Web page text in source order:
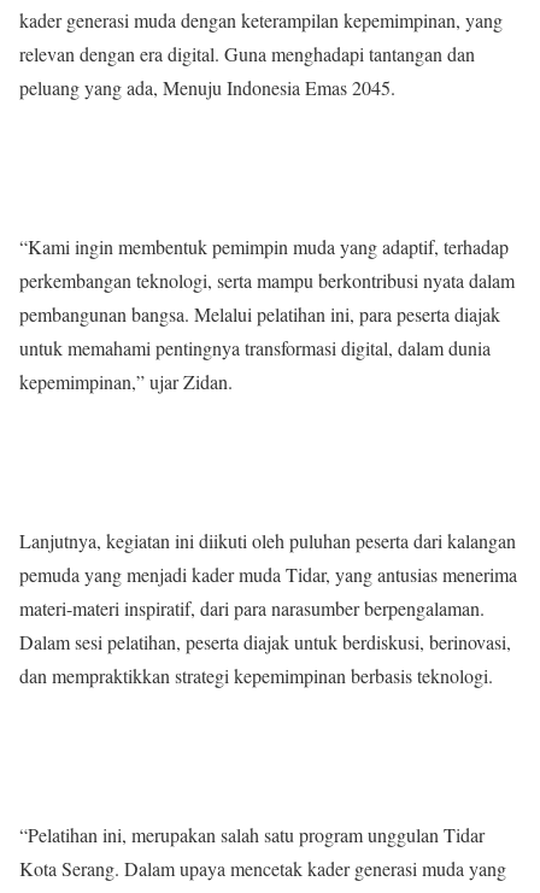
kader generasi muda dengan keterampilan kepemimpinan, yang
relevan dengan era digital. Guna menghadapi tantangan dan
peluang yang ada, Menuju Indonesia Emas 2045.
“Kami ingin membentuk pemimpin muda yang adaptif, terhadap
perkembangan teknologi, serta mampu berkontribusi nyata dalam
pembangunan bangsa. Melalui pelatihan ini, para peserta diajak
untuk memahami pentingnya transformasi digital, dalam dunia
kepemimpinan,” ujar Zidan.
Lanjutnya, kegiatan ini diikuti oleh puluhan peserta dari kalangan
pemuda yang menjadi kader muda Tidar, yang antusias menerima
materi-materi inspiratif, dari para narasumber berpengalaman.
Dalam sesi pelatihan, peserta diajak untuk berdiskusi, berinovasi,
dan mempraktikkan strategi kepemimpinan berbasis teknologi.
“Pelatihan ini, merupakan salah satu program unggulan Tidar
Kota Serang. Dalam upaya mencetak kader generasi muda yang